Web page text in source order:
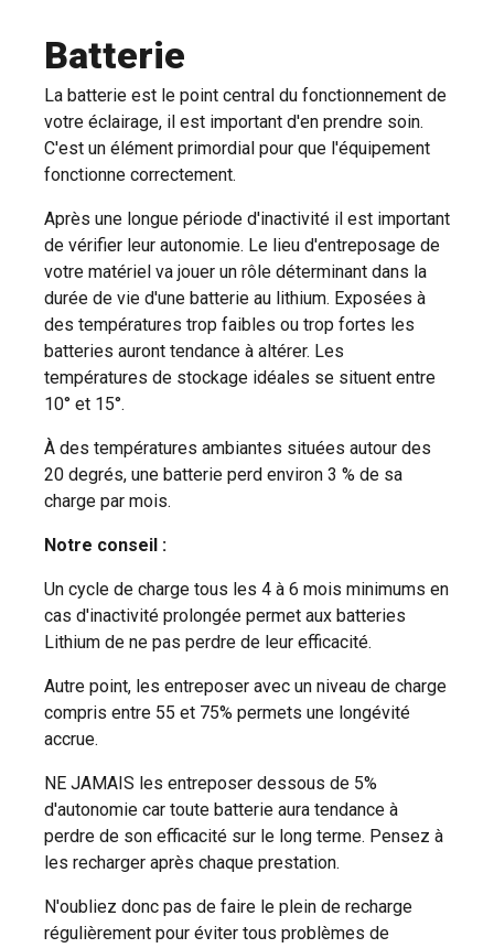
Batterie
La batterie est le point central du fonctionnement de
votre éclairage, il est important d'en prendre soin.
C'est un élément primordial pour que l'équipement
fonctionne correctement.
Après une longue période d'inactivité il est important
de vérifier leur autonomie. Le lieu d'entreposage de
votre matériel va jouer un rôle déterminant dans la
durée de vie d'une batterie au lithium. Exposées à
des températures trop faibles ou trop fortes les
batteries auront tendance à altérer. Les
températures de stockage idéales se situent entre
10° et 15°.
À des températures ambiantes situées autour des
20 degrés, une batterie perd environ 3 % de sa
charge par mois.
Notre conseil :
Un cycle de charge tous les 4 à 6 mois minimums en
cas d'inactivité prolongée permet aux batteries
Lithium de ne pas perdre de leur efficacité.
Autre point, les entreposer avec un niveau de charge
compris entre 55 et 75% permets une longévité
accrue.
NE JAMAIS les entreposer dessous de 5%
d'autonomie car toute batterie aura tendance à
perdre de son efficacité sur le long terme. Pensez à
les recharger après chaque prestation.
N'oubliez donc pas de faire le plein de recharge
régulièrement pour éviter tous problèmes de